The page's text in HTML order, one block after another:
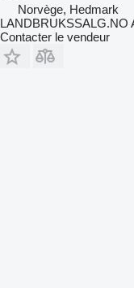
Norvège, Hedmark
LANDBRUKSSALG.NO
Contacter le vendeur